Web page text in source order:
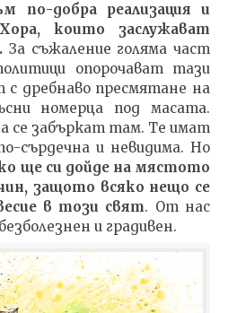
по-добра реализация и
Хора, които заслужават
За съжаление голяма част
опорочават тази
с дребнаво пресмятане на
номерца под масата.
се забъркат там. Те имат
сърдечна и невидима. Но
ще си дойде на мястото
защото всяко нещо се
в този свят. От нас
и градивен.